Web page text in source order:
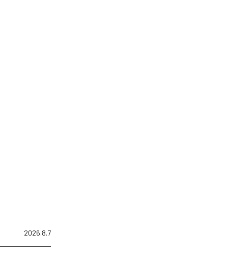
2026.8.7